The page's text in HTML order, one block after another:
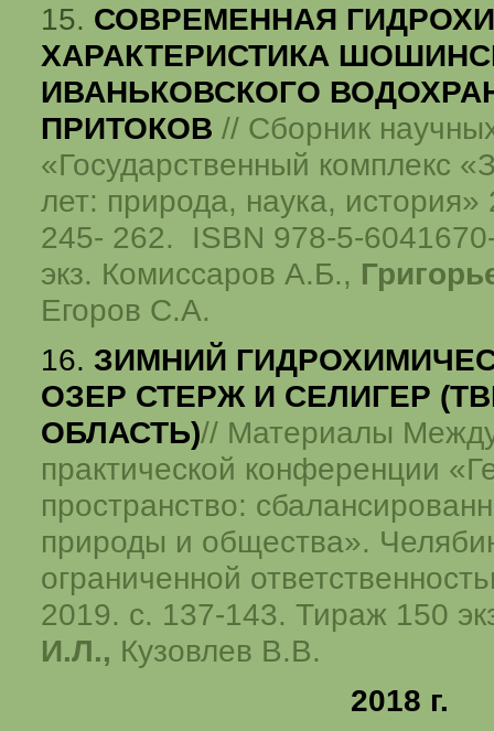
15. СОВРЕМЕННАЯ
ХАРАКТЕРИСТИКА
ИВАНЬКОВСКОГО
ПРИТОКОВ // Сборник
«Государственный комплекс
лет: природа, наука,
245- 262. ISBN 978-5-
экз. Комиссаров А.Б.,
Егоров С.А.
16. ЗИМНИЙ
ОЗЕР СТЕРЖ И СЕЛИГЕР
ОБЛАСТЬ)// Материалы
практической конференции
пространство:
природы и общества».
ограниченной
2019. с. 137-143. Тираж 150
И.Л., Кузовлев В.В.
2018 г.